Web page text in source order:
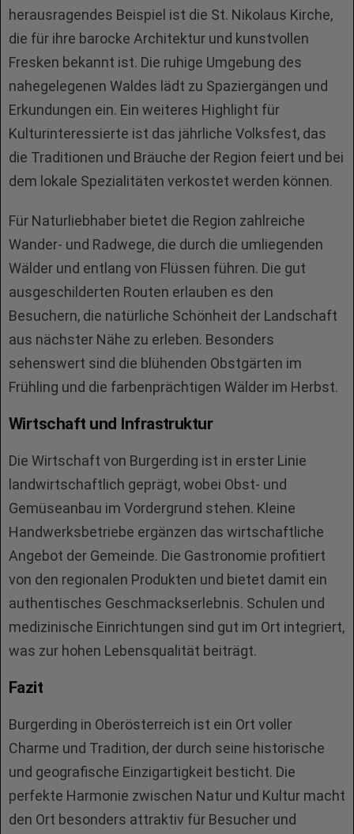
herausragendes Beispiel ist die St. Nikolaus Kirche,
die für ihre barocke Architektur und kunstvollen
Fresken bekannt ist. Die ruhige Umgebung des
nahegelegenen Waldes lädt zu Spaziergängen und
Erkundungen ein. Ein weiteres Highlight für
Kulturinteressierte ist das jährliche Volksfest, das
die Traditionen und Bräuche der Region feiert und bei
dem lokale Spezialitäten verkostet werden können.
Für Naturliebhaber bietet die Region zahlreiche
Wander- und Radwege, die durch die umliegenden
Wälder und entlang von Flüssen führen. Die gut
ausgeschilderten Routen erlauben es den
Besuchern, die natürliche Schönheit der Landschaft
aus nächster Nähe zu erleben. Besonders
sehenswert sind die blühenden Obstgärten im
Frühling und die farbenprächtigen Wälder im Herbst.
Wirtschaft und Infrastruktur
Die Wirtschaft von Burgerding ist in erster Linie
landwirtschaftlich geprägt, wobei Obst- und
Gemüseanbau im Vordergrund stehen. Kleine
Handwerksbetriebe ergänzen das wirtschaftliche
Angebot der Gemeinde. Die Gastronomie profitiert
von den regionalen Produkten und bietet damit ein
authentisches Geschmackserlebnis. Schulen und
medizinische Einrichtungen sind gut im Ort integriert,
was zur hohen Lebensqualität beiträgt.
Fazit
Burgerding in Oberösterreich ist ein Ort voller
Charme und Tradition, der durch seine historische
und geografische Einzigartigkeit besticht. Die
perfekte Harmonie zwischen Natur und Kultur macht
den Ort besonders attraktiv für Besucher und